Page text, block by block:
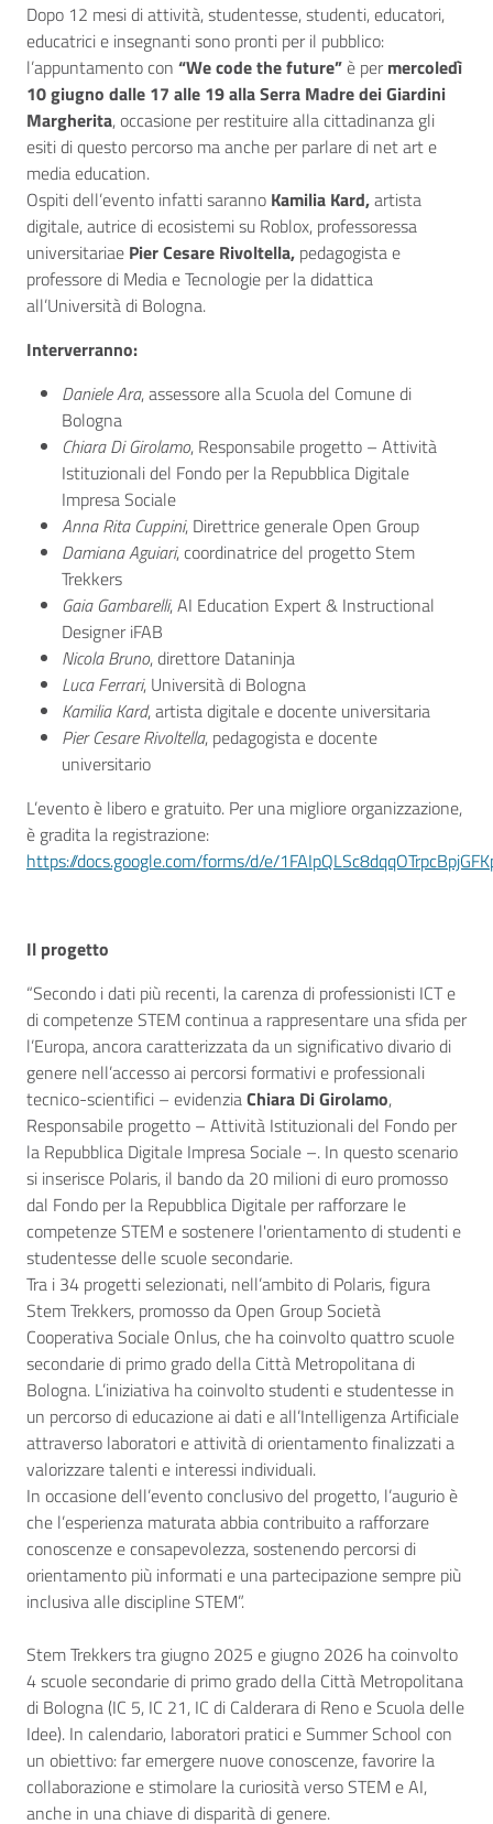
Dopo 12 mesi di attività, studentesse, studenti, educatori,
educatrici e insegnanti sono pronti per il pubblico:
l’appuntamento con “We code the future”è permercoledì
10 giugno dalle 17 alle 19 alla Serra Madre dei Giardini
Margherita, occasione per restituire alla cittadinanza gli
esiti di questo percorso ma anche per parlare di net art e
media education.
Ospiti dell’evento infatti saranno Kamilia Kard,artista
digitale, autrice di ecosistemi su Roblox, professoressa
universitariae Pier Cesare Rivoltella, pedagogista e
professore di Media e Tecnologie per la didattica
all’Università di Bologna.
Interverranno:
Daniele Ara, assessore alla Scuola del Comune di
Bologna
Chiara Di Girolamo, Responsabile progetto – Attività
Istituzionali del Fondo per la Repubblica Digitale
Impresa Sociale
Anna Rita Cuppini, Direttrice generale Open Group
Damiana Aguiari, coordinatrice del progetto Stem
Trekkers
Gaia Gambarelli, AI Education Expert & Instructional
Designer iFAB
Nicola Bruno, direttore Dataninja
Luca Ferrari, Università di Bologna
Kamilia Kard, artista digitale e docente universitaria
Pier Cesare Rivoltella, pedagogista e docente
universitario
L’evento è libero e gratuito. Per una migliore organizzazione,
è gradita la registrazione:
https://docs.google.com/forms/d/e/
Il progetto
“Secondo i dati più recenti, la carenza di professionisti ICT e
di competenze STEM continua a rappresentare una sfida per
l’Europa, ancora caratterizzata da un significativo divario di
genere nell’accesso ai percorsi formativi e professionali
tecnico-scientifici – evidenziaChiara Di Girolamo,
Responsabile progetto – Attività Istituzionali del Fondo per
la Repubblica Digitale Impresa Sociale –. In questo scenario
si inserisce Polaris, il bando da 20 milioni di euro promosso
dal Fondo per la Repubblica Digitale per rafforzare le
competenze STEM e sostenere l'orientamento di studenti e
studentesse delle scuole secondarie.
Tra i 34 progetti selezionati, nell’ambito di Polaris, figura
Stem Trekkers, promosso da Open Group Società
Cooperativa Sociale Onlus, che ha coinvolto quattro scuole
secondarie di primo grado della Città Metropolitana di
Bologna. L’iniziativa ha coinvolto studenti e studentesse in
un percorso di educazione ai dati e all’Intelligenza Artificiale
attraverso laboratori e attività di orientamento finalizzati a
valorizzare talenti e interessi individuali.
In occasione dell’evento conclusivo del progetto, l’augurio è
che l’esperienza maturata abbia contribuito a rafforzare
conoscenze e consapevolezza, sostenendo percorsi di
orientamento più informati e una partecipazione sempre più
inclusiva alle discipline STEM”.
Stem Trekkers tra giugno 2025 e giugno 2026 ha coinvolto
4 scuole secondarie di primo grado della Città Metropolitana
di Bologna (IC 5, IC 21, IC di Calderara di Reno e Scuola delle
Idee). In calendario, laboratori pratici e Summer School con
un obiettivo: far emergere nuove conoscenze, favorire la
collaborazione e stimolare la curiosità verso STEM e AI,
anche in una chiave di disparità di genere.